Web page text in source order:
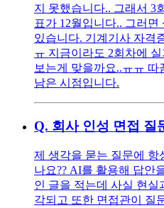
지 못했습니다.. 그래서 3
표가 12월입니다.. 그러
있습니다. 기계기사 자격
ㅠ 지금이라도 2회차에
보는게 맞을까요..ㅠㅠ 따
남은 시점입니다.
Q. 회사 인성 면접 질
제 생각을 묻는 질문에 항
나요?? AI를 활용해 답안
인 글을 적는데 사실 현실
각되고 또한 면접관이 질